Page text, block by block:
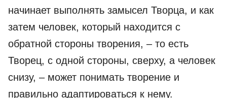
начинает выполнять замысел Творца, и как
затем человек, который находится с
обратной стороны творения, – то есть
Творец, с одной стороны, сверху, а человек
снизу, – может понимать творение и
правильно адаптироваться к нему.